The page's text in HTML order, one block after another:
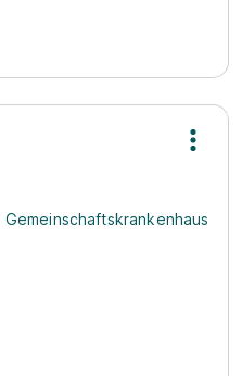
Gemeinschaftskrankenhaus